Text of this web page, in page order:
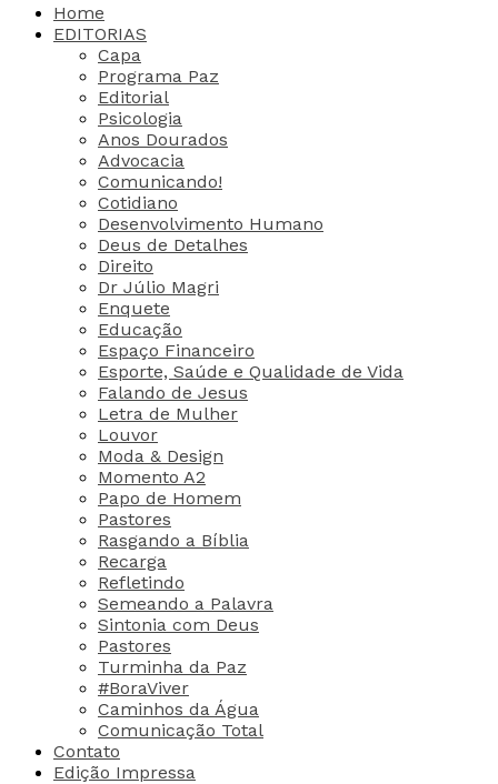
Home
EDITORIAS
Capa
Programa Paz
Editorial
Psicologia
Anos Dourados
Advocacia
Comunicando!
Cotidiano
Desenvolvimento Humano
Deus de Detalhes
Direito
Dr Júlio Magri
Enquete
Educação
Espaço Financeiro
Esporte, Saúde e Qualidade de Vida
Falando de Jesus
Letra de Mulher
Louvor
Moda & Design
Momento A2
Papo de Homem
Pastores
Rasgando a Bíblia
Recarga
Refletindo
Semeando a Palavra
Sintonia com Deus
Pastores
Turminha da Paz
#BoraViver
Caminhos da Água
Comunicação Total
Contato
Edição Impressa